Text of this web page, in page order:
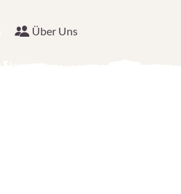
Über Uns